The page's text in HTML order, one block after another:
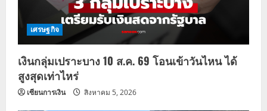
เศรษฐกิจ
เงินกลุ่มเปราะบาง 10 ส.ค. 69 โอนเข้าวันไหน ได้
สูงสุดเท่าไหร่
เซียนการเงิน สิงหาคม 5, 2026